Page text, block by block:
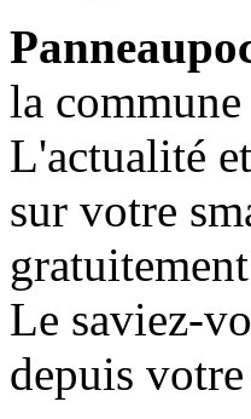
la
L'actualité
sur votre
Le saviez-
depuis